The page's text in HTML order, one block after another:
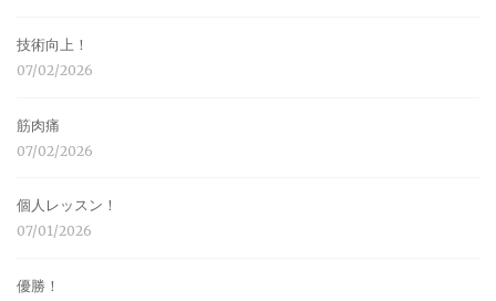
技術向上！
07/02/2026
筋肉痛
07/02/2026
個人レッスン！
07/01/2026
優勝！